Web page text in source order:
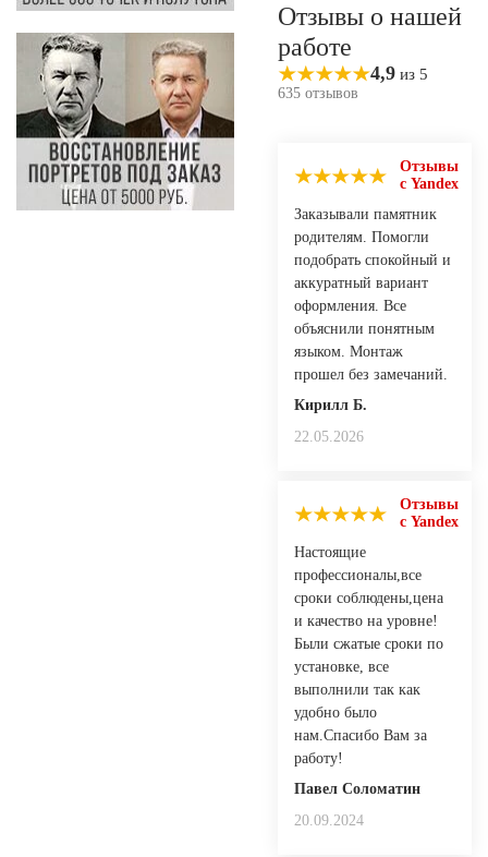
Отзывы о нашей
работе
4,9 из 5
635 отзывов
Отзывы
с Yandex
Заказывали памятник
родителям. Помогли
подобрать спокойный и
аккуратный вариант
оформления. Все
объяснили понятным
языком. Монтаж
прошел без замечаний.
Кирилл Б.
22.05.2026
Отзывы
с Yandex
Настоящие
профессионалы,все
сроки соблюдены,цена
и качество на уровне!
Были сжатые сроки по
установке, все
выполнили так как
удобно было
нам.Спасибо Вам за
работу!
Павел Соломатин
20.09.2024